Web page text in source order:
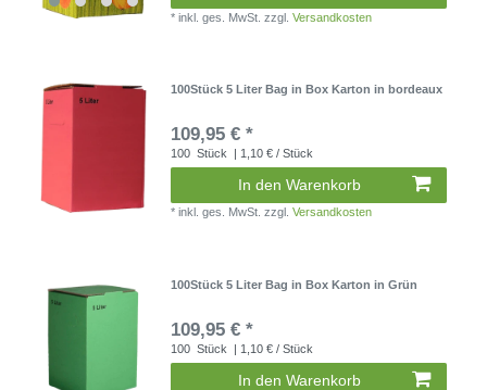
*inkl. ges. MwSt. zzgl.Versandkosten
100Stück 5 Liter Bag in Box Karton in bordeaux
109,95 € *
100 Stück | 1,10 € / Stück
In den Warenkorb
*inkl. ges. MwSt. zzgl.Versandkosten
100Stück 5 Liter Bag in Box Karton in Grün
109,95 € *
100 Stück | 1,10 € / Stück
In den Warenkorb